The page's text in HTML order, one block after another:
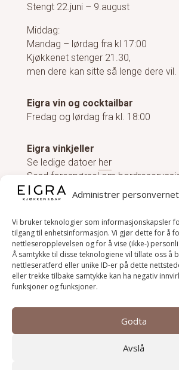
Administrer
Vi bruker teknologier som informasjonskapsler
tilgang til enhetsinformasjon. Vi gjør dette for å
nettleseropplevelsen og for å vise (ikke-)
Å samtykke til disse teknologiene vil tillate oss å
nettleseratferd eller unike ID-er på dette
eller trekke tilbake samtykke kan ha negativ
funksjoner og funksjoner.
Godta
Avslå
Stengt 22.juni – 9.august
Middag:
Mandag – lørdag fra kl 17:00
Kjøkkenet stenger 21.30,
men dere kan sitte så lenge dere vil.
Eigra vin og cocktailbar
Fredag og lørdag fra kl. 18:00
Eigra vinkjeller
Se ledige datoer her
Send forespørsel om
En del av Grand Hotell og De